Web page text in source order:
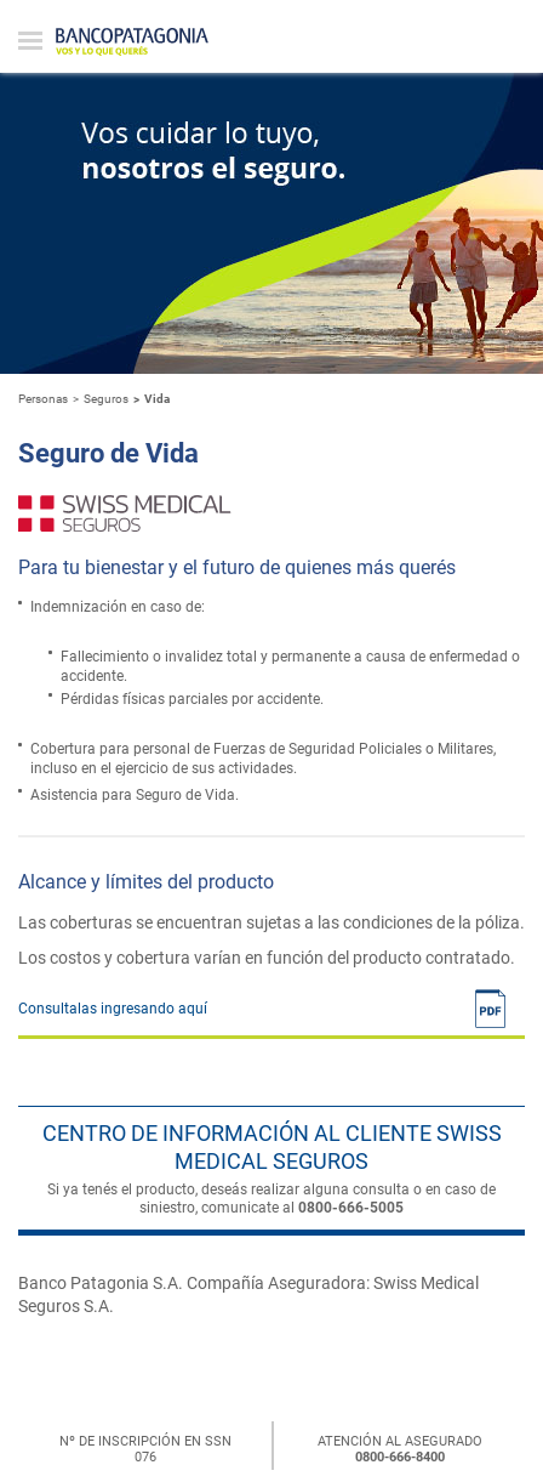
Personas Seguros Vida
Seguro de Vida
Para tu bienestar y el futuro de quienes más querés
Indemnización en caso de:
Fallecimiento o invalidez total y permanente a causa de enfermedad o
accidente.
Pérdidas físicas parciales por accidente.
Cobertura para personal de Fuerzas de Seguridad Policiales o Militares,
incluso en el ejercicio de sus actividades.
Asistencia para Seguro de Vida.
Alcance y límites del producto
Las coberturas se encuentran sujetas a las condiciones de la póliza.
Los costos y cobertura varían en función del producto contratado.
Consultalas ingresando aquí
CENTRO DE INFORMACIÓN AL CLIENTE SWISS
MEDICAL SEGUROS
Si ya tenés el producto, deseás realizar alguna consulta o en caso de
siniestro, comunicate al 0800-666-5005
Banco Patagonia S.A. Compañía Aseguradora: Swiss Medical
Seguros S.A.
Nº DE INSCRIPCIÓN EN SSN
076
ATENCIÓN AL ASEGURADO
0800-666-8400